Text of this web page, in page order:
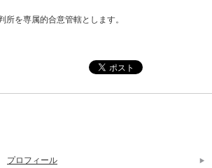
を専属的合意管轄とします。
プロフィール